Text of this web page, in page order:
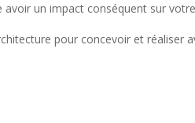
avoir un impact conséquent sur
pour concevoir et réaliser